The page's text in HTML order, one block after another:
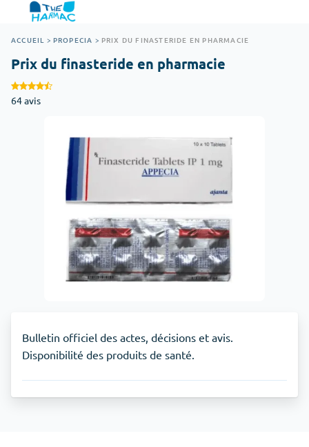
ACCUEIL > PROPECIA > PRIX DU FINASTERIDE EN PHARMACIE
Prix du finasteride en pharmacie
64 avis
Bulletin officiel des actes, décisions et avis.
Disponibilité des produits de santé.